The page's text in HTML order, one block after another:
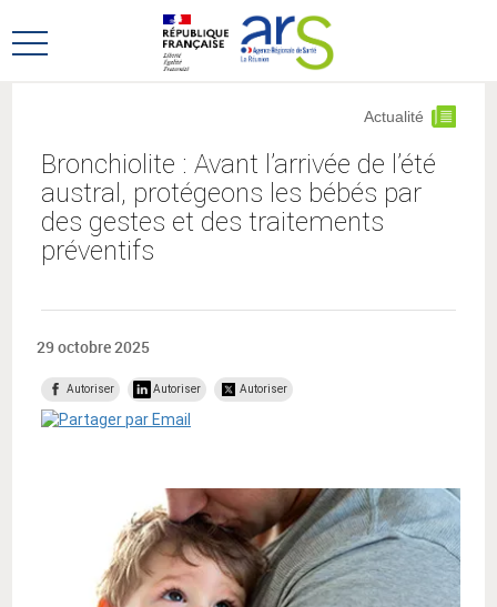
au
menu
au
contenu
Ouvrir
Bronchiolite : Avant l’arrivée de l’été
austral, protégeons les bébés par
des gestes et des traitements
préventifs
Actualité
29 octobre 2025
Autoriser Autoriser Autoriser